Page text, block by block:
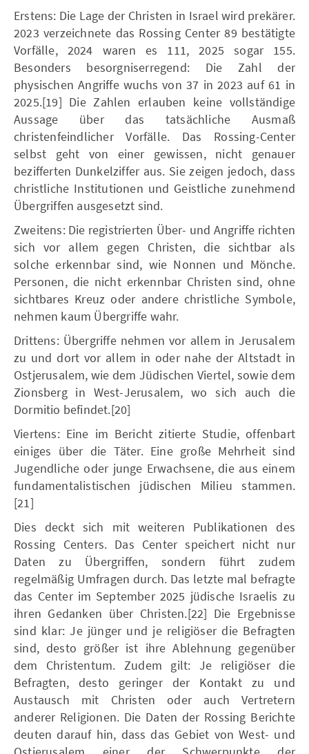
Erstens: Die Lage der Christen in Israel wird prekärer.
2023 verzeichnete das Rossing Center 89 bestätigte
Vorfälle, 2024 waren es 111, 2025 sogar 155.
Besonders besorgniserregend: Die Zahl der
physischen Angriffe wuchs von 37 in 2023 auf 61 in
2025.[19] Die Zahlen erlauben keine vollständige
Aussage über das tatsächliche Ausmaß
christenfeindlicher Vorfälle. Das Rossing-Center
selbst geht von einer gewissen, nicht genauer
bezifferten Dunkelziffer aus. Sie zeigen jedoch, dass
christliche Institutionen und Geistliche zunehmend
Übergriffen ausgesetzt sind.
Zweitens: Die registrierten Über- und Angriffe richten
sich vor allem gegen Christen, die sichtbar als
solche erkennbar sind, wie Nonnen und Mönche.
Personen, die nicht erkennbar Christen sind, ohne
sichtbares Kreuz oder andere christliche Symbole,
nehmen kaum Übergriffe wahr.
Drittens: Übergriffe nehmen vor allem in Jerusalem
zu und dort vor allem in oder nahe der Altstadt in
Ostjerusalem, wie dem Jüdischen Viertel, sowie dem
Zionsberg in West-Jerusalem, wo sich auch die
Dormitio befindet.[20]
Viertens: Eine im Bericht zitierte Studie, offenbart
einiges über die Täter. Eine große Mehrheit sind
Jugendliche oder junge Erwachsene, die aus einem
fundamentalistischen jüdischen Milieu stammen.
[21]
Dies deckt sich mit weiteren Publikationen des
Rossing Centers. Das Center speichert nicht nur
Daten zu Übergriffen, sondern führt zudem
regelmäßig Umfragen durch. Das letzte mal befragte
das Center im September 2025 jüdische Israelis zu
ihren Gedanken über Christen.[22] Die Ergebnisse
sind klar: Je jünger und je religiöser die Befragten
sind, desto größer ist ihre Ablehnung gegenüber
dem Christentum. Zudem gilt: Je religiöser die
Befragten, desto geringer der Kontakt zu und
Austausch mit Christen oder auch Vertretern
anderer Religionen. Die Daten der Rossing Berichte
deuten darauf hin, dass das Gebiet von West- und